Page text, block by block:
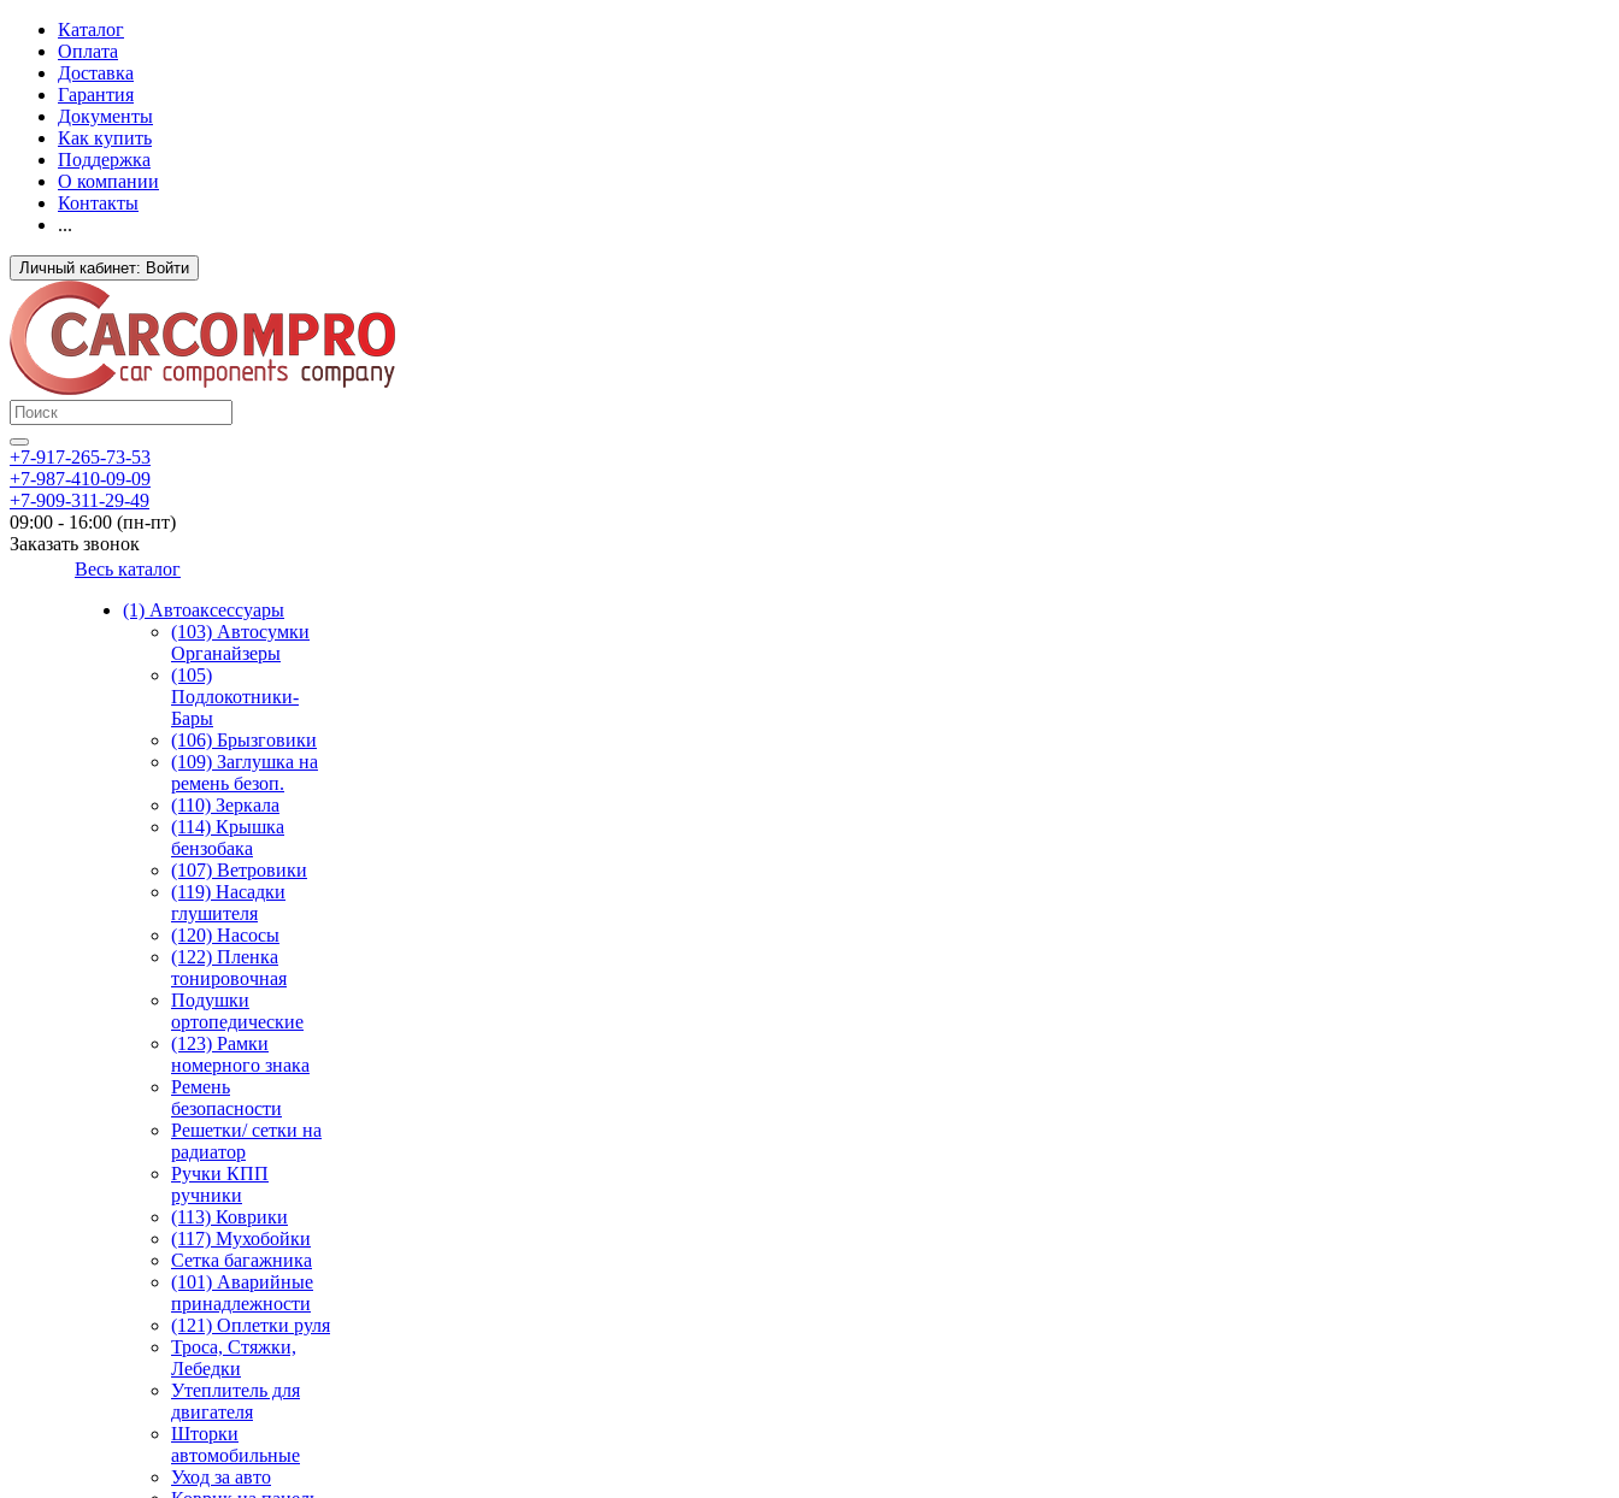
Каталог
Оплата
Доставка
Гарантия
Документы
Как купить
Поддержка
О компании
Контакты
...
Личный кабинет: Войти
+7-917-265-73-53
+7-987-410-09-09
+7-909-311-29-49
09:00 - 16:00 (пн-пт)
Заказать звонок
Весь каталог
(1) Автоаксессуары
(103) Автосумки
Органайзеры
(105)
Подлокотники-
Бары
(106) Брызговики
(109) Заглушка на
ремень безоп.
(110) Зеркала
(114) Крышка
бензобака
(107) Ветровики
(119) Насадки
глушителя
(120) Насосы
(122) Пленка
тонировочная
Подушки
ортопедические
(123) Рамки
номерного знака
Ремень
безопасности
Решетки/ сетки на
радиатор
Ручки КПП
ручники
(113) Коврики
(117) Мухобойки
Сетка багажника
(101) Аварийные
принадлежности
(121) Оплетки руля
Троса, Стяжки,
Лебедки
Утеплитель для
двигателя
Шторки
автомобильные
Уход за авто